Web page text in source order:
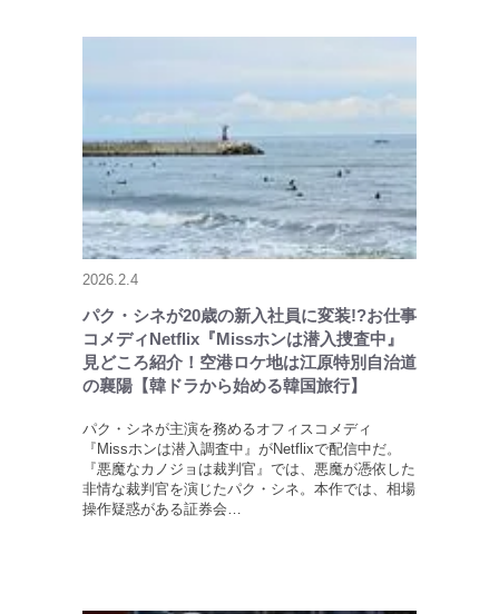
2026.2.4
パク・シネが20歳の新入社員に変装!?お仕事
コメディNetflix『Missホンは潜入捜査中』
見どころ紹介！空港ロケ地は江原特別自治道
の襄陽【韓ドラから始める韓国旅行】
パク・シネが主演を務めるオフィスコメディ
『Missホンは潜入調査中』がNetflixで配信中だ。
『悪魔なカノジョは裁判官』では、悪魔が憑依した
非情な裁判官を演じたパク・シネ。本作では、相場
操作疑惑がある証券会…